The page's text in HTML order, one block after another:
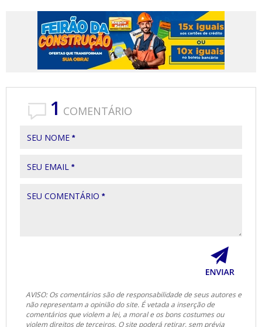
1 COMENTÁRIO
SEU NOME *
SEU EMAIL *
SEU COMENTÁRIO *
AVISO: Os comentários são de responsabilidade de seus autores e
não representam a opinião do site. É vetada a inserção de
comentários que violem a lei, a moral e os bons costumes ou
violem direitos de terceiros. O site poderá retirar, sem prévia